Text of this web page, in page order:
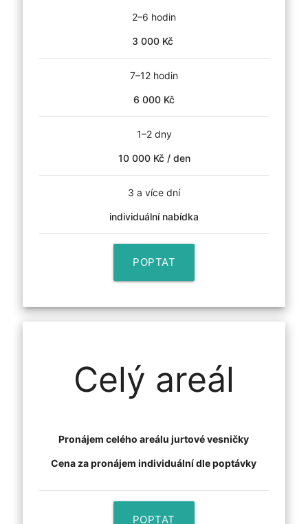
2–6 hodin
3 000 Kč
7–12 hodin
6 000 Kč
1–2 dny
10 000 Kč / den
3 a více dní
individuální nabídka
POPTAT
Celý areál
Pronájem celého areálu jurtové vesničky
Cena za pronájem individuální dle poptávky
POPTAT